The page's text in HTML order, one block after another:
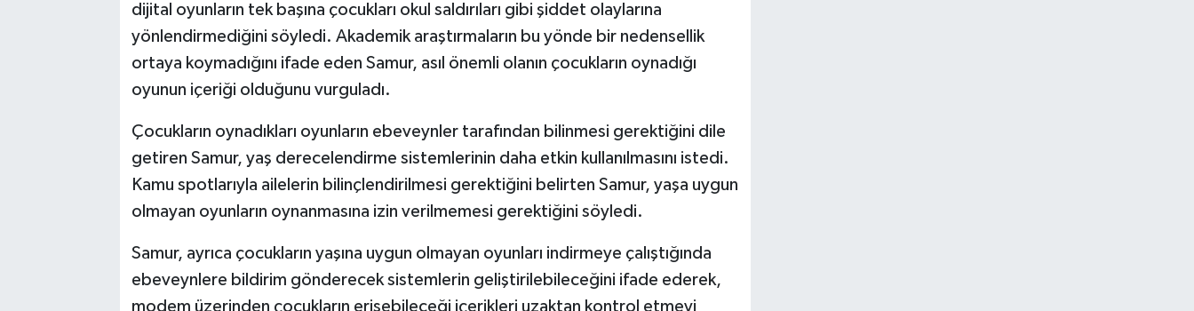
dijital oyunların tek başına çocukları okul saldırıları gibi şiddet olaylarına
yönlendirmediğini söyledi. Akademik araştırmaların bu yönde bir nedensellik
ortaya koymadığını ifade eden Samur, asıl önemli olanın çocukların oynadığı
oyunun içeriği olduğunu vurguladı.
Çocukların oynadıkları oyunların ebeveynler tarafından bilinmesi gerektiğini dile
getiren Samur, yaş derecelendirme sistemlerinin daha etkin kullanılmasını istedi.
Kamu spotlarıyla ailelerin bilinçlendirilmesi gerektiğini belirten Samur, yaşa uygun
olmayan oyunların oynanmasına izin verilmemesi gerektiğini söyledi.
Samur, ayrıca çocukların yaşına uygun olmayan oyunları indirmeye çalıştığında
ebeveynlere bildirim gönderecek sistemlerin geliştirilebileceğini ifade ederek,
modem üzerinden çocukların erişebileceği içerikleri uzaktan kontrol etmeyi